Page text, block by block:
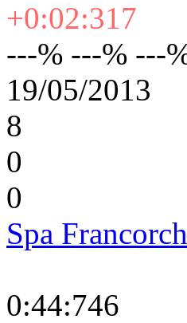
+0:02:317
---% ---% ---
19/05/2013
8
0
0
Spa
0:44:746